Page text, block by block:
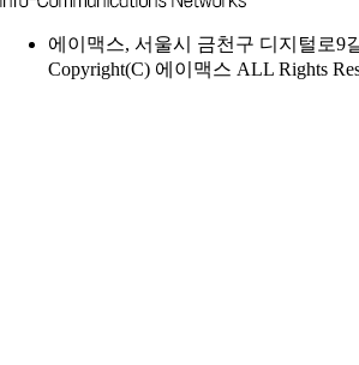
에이맥스, 서울시 금천구 디지털로9
Copyright(C) 에이맥스 ALL Rights